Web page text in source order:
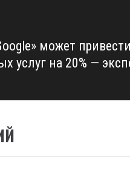
может
услуг на 20% —